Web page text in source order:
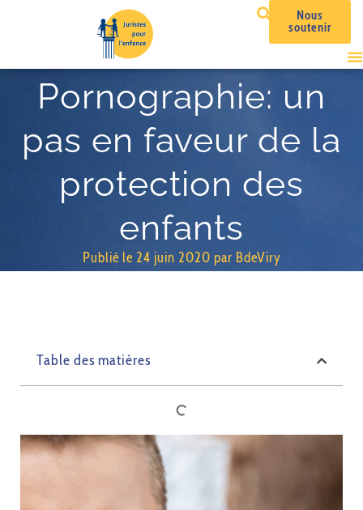
Nous
soutenir
Pornographie: un
pas en faveur de la
protection des
enfants
Publié le 24 juin 2020 par BdeViry
Table des matières